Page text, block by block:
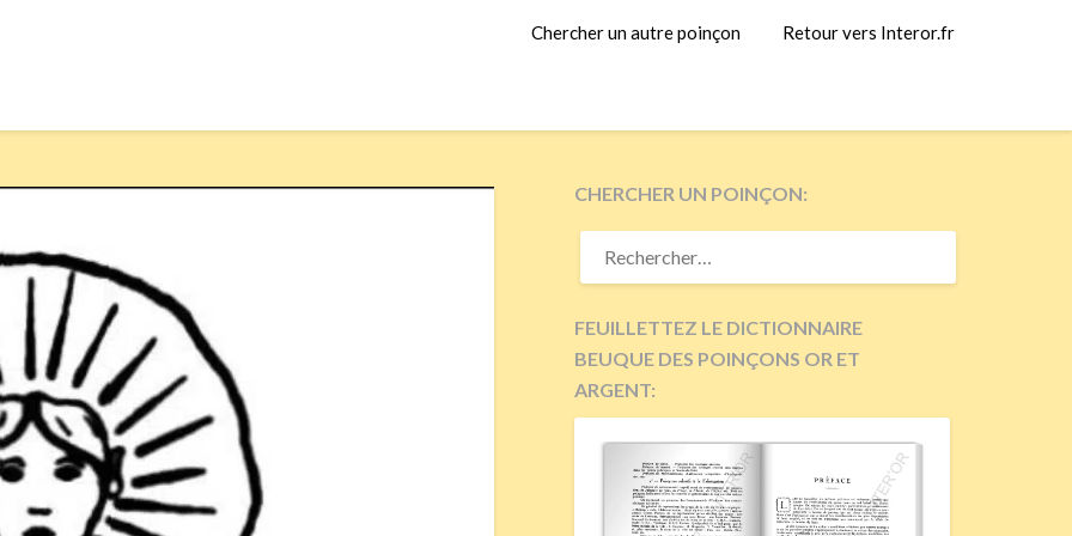
Chercher un autre poinçon Retour vers Interor.fr
CHERCHER UN POINÇON:
RECHERCHER :
FEUILLETTEZ LE DICTIONNAIRE
BEUQUE DES POINÇONS OR ET
ARGENT: